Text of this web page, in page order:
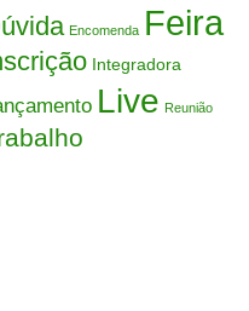
Encomenda Feira
Integradora
Live Reunião